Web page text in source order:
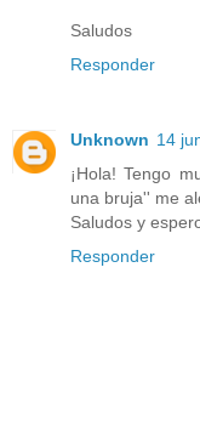
Saludos
Responder
Unknown 14
¡Hola! Tengo
una bruja'' me
Saludos y
Responder